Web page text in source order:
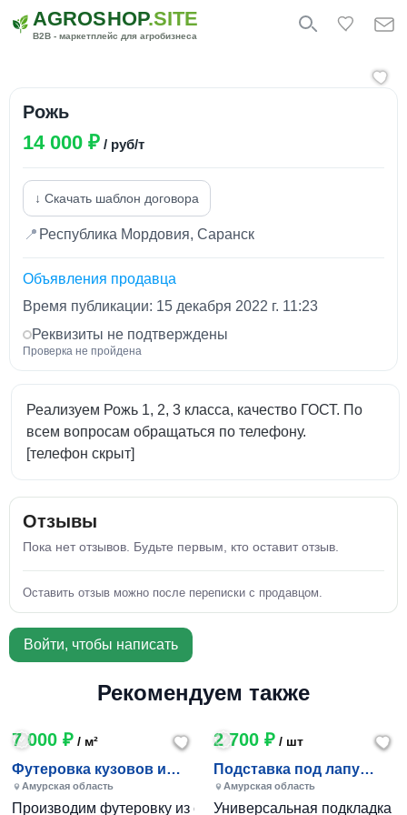
AGROSHOP.SITE
B2B - маркетплейс для агробизнеса
Рожь
14 000 ₽ / руб/т
↓ Скачать шаблон договора
📍 Республика Мордовия, Саранск
Объявления продавца
Время публикации: 15 декабря 2022 г. 11:23
Реквизиты не подтверждены
Проверка не пройдена
Реализуем Рожь 1, 2, 3 класса, качество ГОСТ. По
всем вопросам обращаться по телефону.
[телефон скрыт]
Отзывы
Пока нет отзывов. Будьте первым, кто оставит отзыв.
Оставить отзыв можно после переписки с продавцом.
Войти, чтобы написать
Рекомендуем также
7 000 ₽ / м²
Футеровка кузовов и
транспортёров
Амурская область
Производим футеровку из сверхмолекулярного
2 700 ₽/ шт
Подставка под лапу
манипулятора
Амурская область
Универсальная подкладка